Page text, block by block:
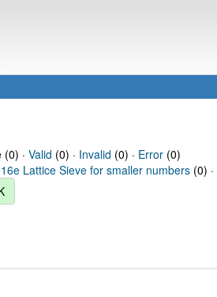
· Valid (0) · Invalid (0) · Error(0)
16e Lattice Sieve for smaller numbers (0) ·